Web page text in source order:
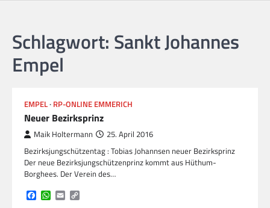
Schlagwort: Sankt Johannes
Empel
EMPEL RP-ONLINE EMMERICH
Neuer Bezirksprinz
Maik Holtermann 25. April 2016
Bezirksjungschützentag : Tobias Johannsen neuer Bezirksprinz
Der neue Bezirksjungschützenprinz kommt aus Hüthum-
Borghees. Der Verein des…
Facebook
WhatsApp
Email